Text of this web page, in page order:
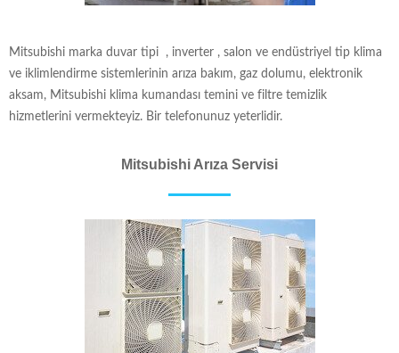
Mitsubishi marka duvar tipi , inverter , salon ve endüstriyel tip klima
ve iklimlendirme sistemlerinin arıza bakım, gaz dolumu, elektronik
aksam, Mitsubishi klima kumandası temini ve filtre temizlik
hizmetlerini vermekteyiz. Bir telefonunuz yeterlidir.
Mitsubishi Arıza Servisi